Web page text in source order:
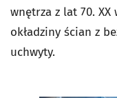
wnętrza z lat 70.
okładziny ścian z
uchwyty.